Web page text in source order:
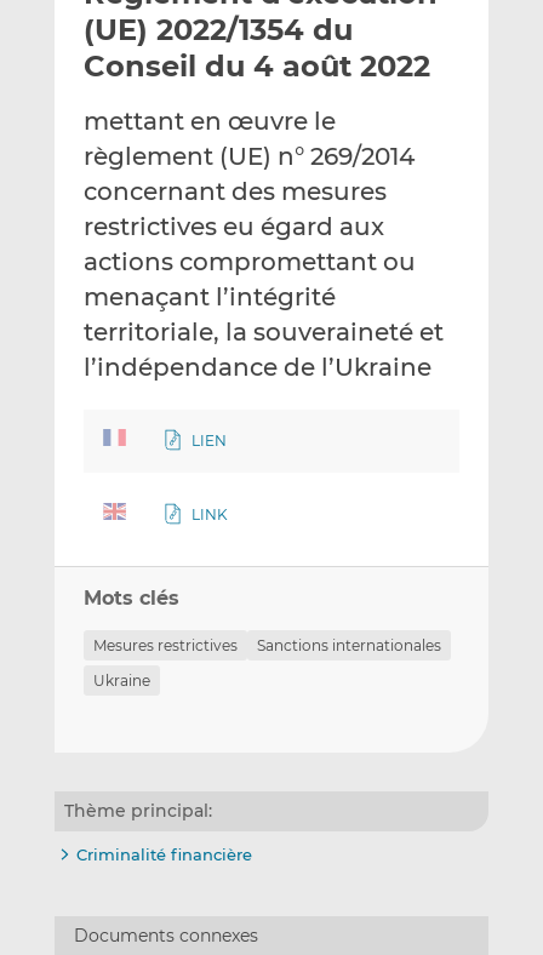
e
r
p
r
e
m
a
i
l
g
e
r
u
r
L
i
n
k
e
d
n
g
e
r
u
r
F
c
e
b
o
k
(UE) 2022/1354 du
Conseil du 4 août 2022
mettant en œuvre le
règlement (UE) n° 269/2014
concernant des mesures
restrictives eu égard aux
actions compromettant ou
menaçant l’intégrité
territoriale, la souveraineté et
l’indépendance de l’Ukraine
LIEN
LINK
Mots clés
Mesures restrictives
Sanctions internationales
Ukraine
Thème principal:
Criminalité financière
Documents connexes